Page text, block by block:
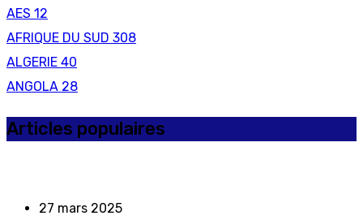
AES 12
AFRIQUE DU SUD 308
ALGERIE 40
ANGOLA 28
Articles populaires
27 mars 2025